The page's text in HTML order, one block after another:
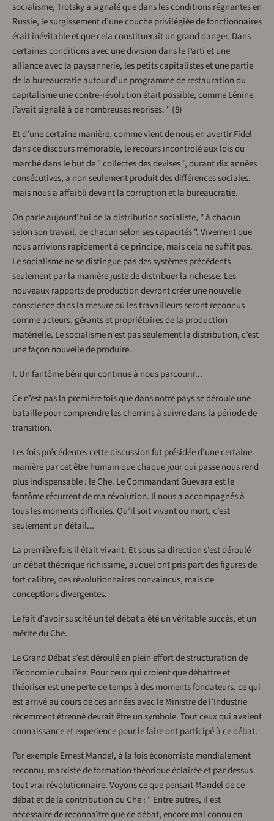
socialisme, Trotsky a signalé que dans les conditions régnantes en
Russie, le surgissement d’une couche privilégiée de fonctionnaires
était inévitable et que cela constituerait un grand danger. Dans
certaines conditions avec une division dans le Parti et une
alliance avec la paysannerie, les petits capitalistes et une partie
de la bureaucratie autour d’un programme de restauration du
capitalisme une contre-révolution était possible, comme Lénine
l’avait signalé à de nombreuses reprises. " (8)
Et d’une certaine manière, comme vient de nous en avertir Fidel
dans ce discours mémorable, le recours incontrolé aux lois du
marché dans le but de " collectes des devises ", durant dix années
consécutives, a non seulement produit des différences sociales,
mais nous a affaibli devant la corruption et la bureaucratie.
On parle aujourd’hui de la distribution socialiste, " à chacun
selon son travail, de chacun selon ses capacités ". Vivement que
nous arrivions rapidement à ce principe, mais cela ne suffit pas.
Le socialisme ne se distingue pas des systèmes précédents
seulement par la manière juste de distribuer la richesse. Les
nouveaux rapports de production devront créer une nouvelle
conscience dans la mesure où les travailleurs seront reconnus
comme acteurs, gérants et propriétaires de la production
matérielle. Le socialisme n’est pas seulement la distribution, c’est
une façon nouvelle de produire.
I. Un fantôme béni qui continue à nous parcourir...
Ce n’est pas la première fois que dans notre pays se déroule une
bataille pour comprendre les chemins à suivre dans la période de
transition.
Les fois précédentes cette discussion fut présidée d’une certaine
manière par cet être humain que chaque jour qui passe nous rend
plus indispensable : le Che. Le Commandant Guevara est le
fantôme récurrent de ma révolution. Il nous a accompagnés à
tous les moments difficiles. Qu’il soit vivant ou mort, c’est
seulement un détail...
La première fois il était vivant. Et sous sa direction s’est déroulé
un débat théorique richissime, auquel ont pris part des figures de
fort calibre, des révolutionnaires convaincus, mais de
conceptions divergentes.
Le fait d’avoir suscité un tel débat a été un véritable succès, et un
mérite du Che.
Le Grand Débat s’est déroulé en plein effort de structuration de
l’économie cubaine. Pour ceux qui croient que débattre et
théoriser est une perte de temps à des moments fondateurs, ce qui
est arrivé au cours de ces années avec le Ministre de l’Industrie
récemment étrenné devrait être un symbole. Tout ceux qui avaient
connaissance et experience pour le faire ont participé à ce débat.
Par exemple Ernest Mandel, à la fois économiste mondialement
reconnu, marxiste de formation théorique éclairée et par dessus
tout vrai révolutionnaire. Voyons ce que pensait Mandel de ce
débat et de la contribution du Che : " Entre autres, il est
nécessaire de reconnaître que ce débat, encore mal connu en